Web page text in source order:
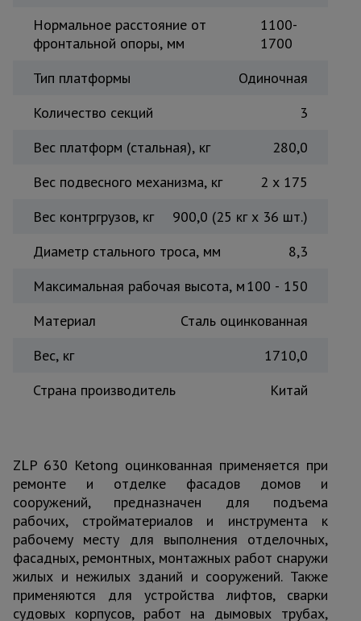
Нормальное расстояние от
фронтальной опоры, мм
1100-
1700
Тип платформы
Одиночная
Количество секций
3
Вес платформ (стальная), кг
280,0
Вес подвесного механизма, кг
2 x 175
Вес контргрузов, кг
900,0 (25 кг x 36 шт.)
Диаметр стального троса, мм
8,3
Максимальная рабочая высота, м100 - 150
Материал
Сталь оцинкованная
Вес, кг
1710,0
Страна производитель
Китай
ZLP 630 Ketong оцинкованная применяется при
ремонте и отделке фасадов домов и
сооружений, предназначен для подъема
рабочих, стройматериалов и инструмента к
рабочему месту для выполнения отделочных,
фасадных, ремонтных, монтажных работ снаружи
жилых и нежилых зданий и сооружений. Также
применяются для устройства лифтов, сварки
судовых корпусов, работ на дымовых трубах,